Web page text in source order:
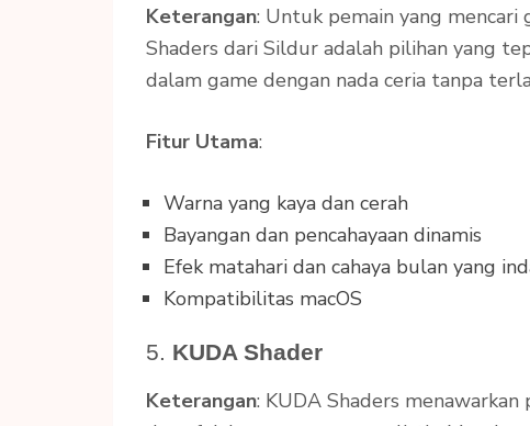
Keterangan: Untuk pemain yang mencari
Shaders dari Sildur adalah pilihan yang
dalam game dengan nada ceria tanpa
Fitur Utama:
Warna yang kaya dan cerah
Bayangan dan pencahayaan dinamis
Efek matahari dan cahaya bulan yang
Kompatibilitas macOS
5. KUDA Shader
Keterangan: KUDA Shaders